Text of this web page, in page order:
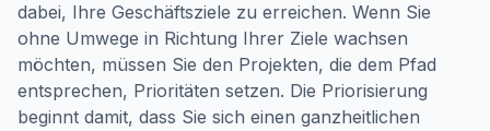
dabei, Ihre Geschäftsziele zu erreichen. Wenn Sie
ohne Umwege in Richtung Ihrer Ziele wachsen
möchten, müssen Sie den Projekten, die dem Pfad
entsprechen, Prioritäten setzen. Die Priorisierung
beginnt damit, dass Sie sich einen ganzheitlichen